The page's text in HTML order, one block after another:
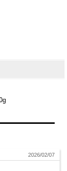
2026/02/07